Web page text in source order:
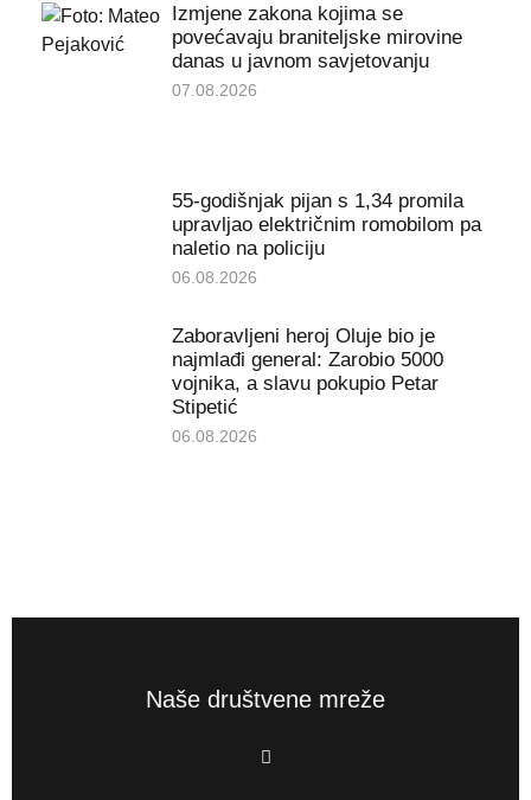
Izmjene zakona kojima se
povećavaju braniteljske mirovine
danas u javnom savjetovanju
07.08.2026
55-godišnjak pijan s 1,34 promila
upravljao električnim romobilom pa
naletio na policiju
06.08.2026
Zaboravljeni heroj Oluje bio je
najmlađi general: Zarobio 5000
vojnika, a slavu pokupio Petar
Stipetić
06.08.2026
Naše društvene mreže
F
a